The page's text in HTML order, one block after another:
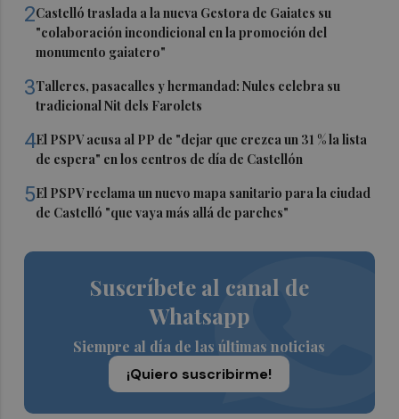
2Castelló traslada a la nueva Gestora de Gaiates su
"colaboración incondicional en la promoción del
monumento gaiatero"
3Talleres, pasacalles y hermandad: Nules celebra su
tradicional Nit dels Farolets
4El PSPV acusa al PP de "dejar que crezca un 31 % la lista
de espera" en los centros de día de Castellón
5El PSPV reclama un nuevo mapa sanitario para la ciudad
de Castelló "que vaya más allá de parches"
Suscríbete al canal de
Whatsapp
Siempre al día de las últimas noticias
¡Quiero suscribirme!